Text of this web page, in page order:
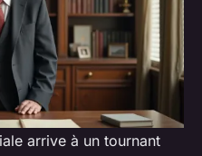
arrive à un tournant